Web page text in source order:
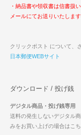
・納品書や領収書は信書扱
メールにてお送りいたしま
クリックポスト について、
日本郵便WEBサイト
ダウンロード / 投げ銭
デジタル商品・投げ銭専用
送料の発生しないデジタル
みをお買い上げの場合はこ